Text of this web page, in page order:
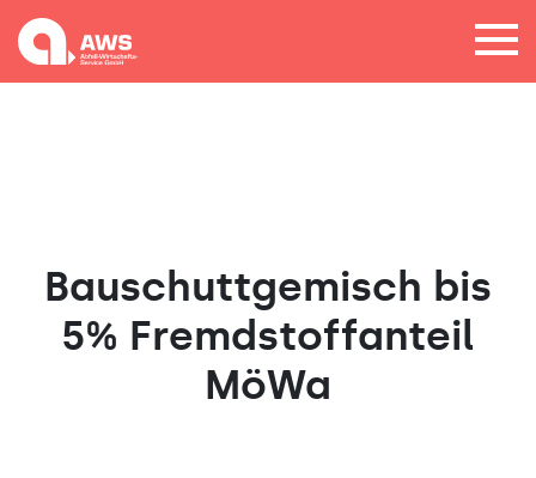
Bauschuttgemisch bis
5% Fremdstoffanteil
MöWa